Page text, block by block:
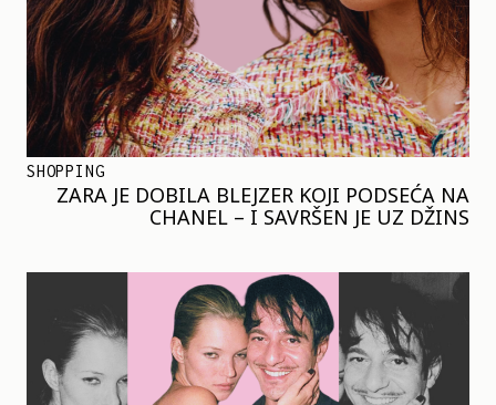
SHOPPING
ZARA JE DOBILA BLEJZER KOJI PODSEĆA NA
CHANEL – I SAVRŠEN JE UZ DŽINS